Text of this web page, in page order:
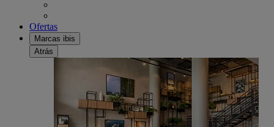
Ofertas
Marcas ibis
Atrás